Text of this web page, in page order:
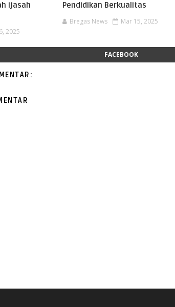
ijasah
2025
Pendidikan Berkualitas
Bregas News Mar 15, 2025
FACEBOOK